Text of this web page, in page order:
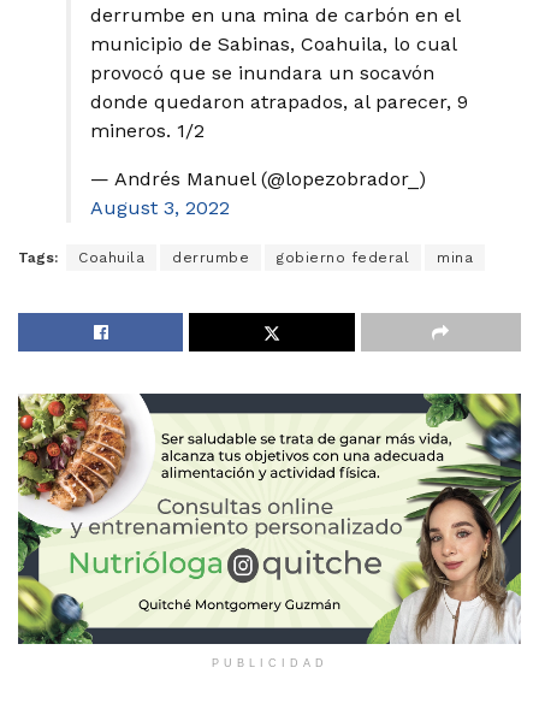
derrumbe en una mina de carbón en el
municipio de Sabinas, Coahuila, lo cual
provocó que se inundara un socavón
donde quedaron atrapados, al parecer, 9
mineros. 1/2
— Andrés Manuel (@lopezobrador_)
August 3, 2022
Tags: Coahuila derrumbe gobierno federal mina
PUBLICIDAD